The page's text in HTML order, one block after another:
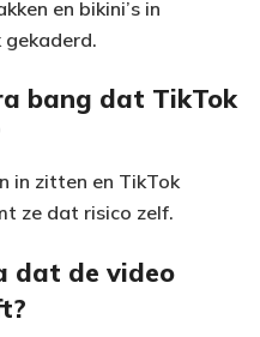
en bikini’s in
gekaderd.
bang dat TikTok
in zitten en TikTok
ze dat risico zelf.
dat de video